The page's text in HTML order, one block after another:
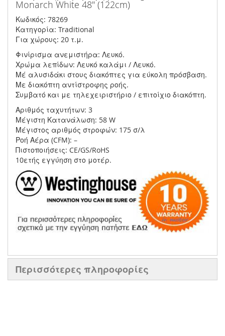
Monarch White 48" (122cm)
Κωδικός: 78269
Κατηγορία: Traditional
Για χώρους: 20 τ.μ.
Φινίρισμα ανεμιστήρα: Λευκό.
Χρώμα λεπίδων: Λευκό καλάμι / Λευκό.
Μέ αλυσιδάκι στους διακόπτες για εύκολη πρόσβαση.
Με διακόπτη αντίστροφης ροής.
Συμβατό και με τηλεχειριστήριο / επιτοίχιο διακόπτη.
Αριθμός ταχυτήτων: 3
Μέγιστη Κατανάλωση: 58 W
Μέγιστος αριθμός στροφών: 175 σ/λ
Ροή Αέρα (CFM): –
Πιστοποιήσεις: CE/GS/RoHS
10ετής εγγύηση στο μοτέρ.
Περισσότερες πληροφορίες